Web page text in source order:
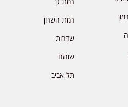
רמת השרון
שדרות
שוהם
תל אביב